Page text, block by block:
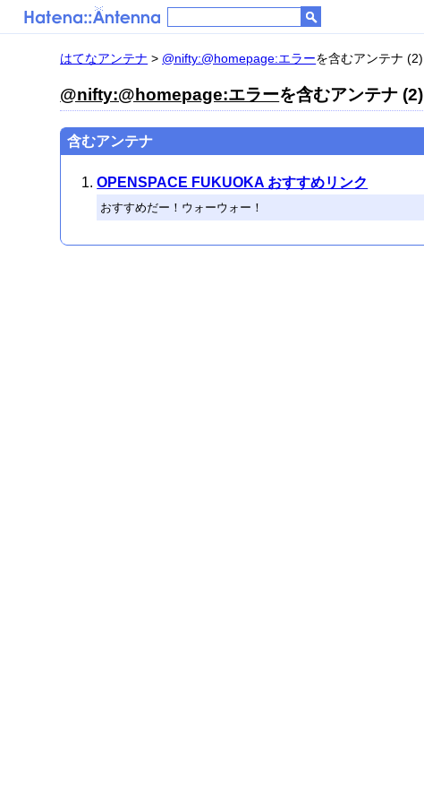
はてなアンテナ > @nifty:@homepage:エラーを含むアンテナ (2)
@nifty:@homepage:エラーを含むアンテナ (2)
含むアンテナ
OPENSPACE FUKUOKA おすすめリンク
おすすめだー！ウォーウォー！